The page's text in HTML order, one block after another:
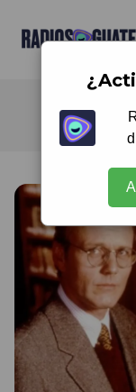
Radios Guate